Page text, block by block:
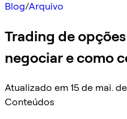
Blog/Arquivo
Trading de
negociar e como
Atualizado em 15 de mai.
Conteúdos